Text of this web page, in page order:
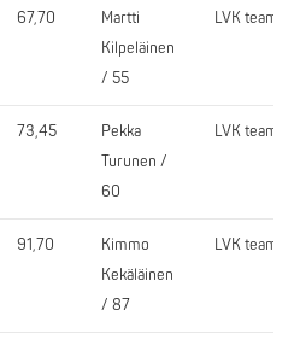
67,70
Martti
Kilpeläinen
/ 55
LVK team
73,45
Pekka
Turunen /
60
LVK team
91,70
Kimmo
Kekäläinen
/ 87
LVK team